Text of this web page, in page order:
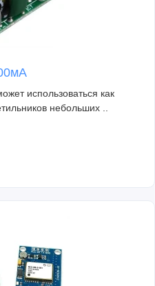
использоваться как
небольших ..